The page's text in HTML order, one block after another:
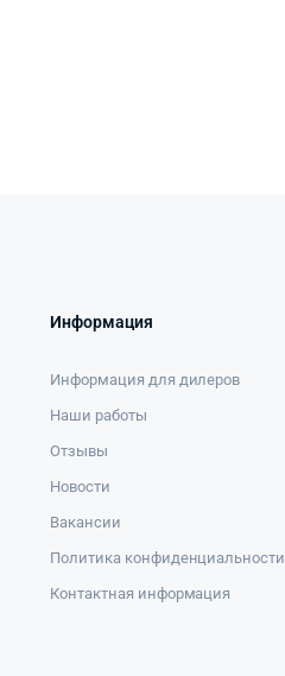
Информация
Информация для дилеров
Наши работы
Отзывы
Новости
Вакансии
Политика конфиденциальности
Контактная информация